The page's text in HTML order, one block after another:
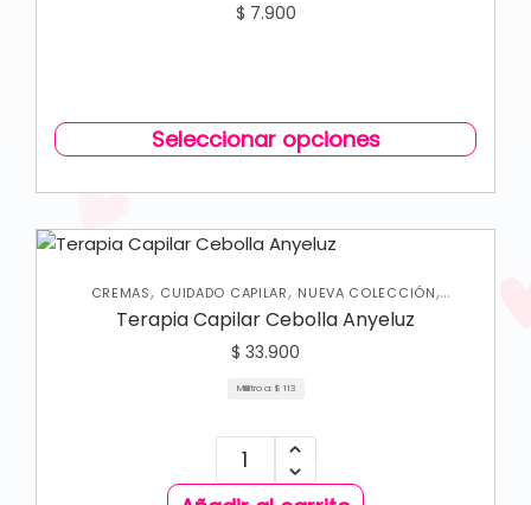
$ 7.900
Seleccionar opciones
CREMAS, CUIDADO CAPILAR, NUEVA COLECCIÓN,
TRATAMIENTOS CAPILARES
Terapia Capilar Cebolla Anyeluz
$ 33.900
Mililitro a: $ 113